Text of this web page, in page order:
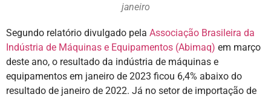
janeiro
Segundo relatório divulgado pela Associação Brasileira da
Indústria de Máquinas e Equipamentos (Abimaq) em março
deste ano, o resultado da indústria de máquinas e
equipamentos em janeiro de 2023 ficou 6,4% abaixo do
resultado de janeiro de 2022. Já no setor de importação de